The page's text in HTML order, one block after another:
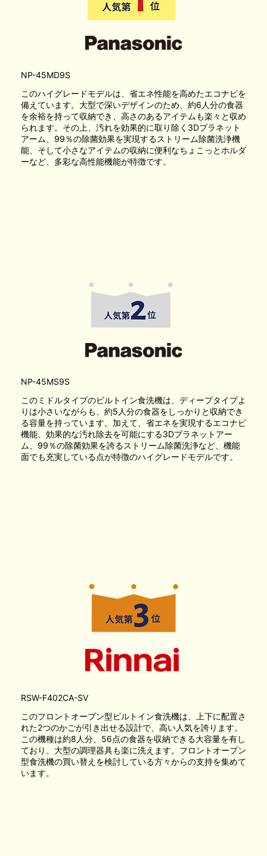
このハイグレードモデルは、省エネ性能を高めたエコナビを
備えています。大型で深いデザインのため、約6人分の食器
を余裕を持って収納でき、高さのあるアイテムも楽々と収め
られます。その上、汚れを効果的に取り除く3Dプラネット
アーム、99％の除菌効果を実現するストリーム除菌洗浄機
能、そして小さなアイテムの収納に便利なちょこっとホルダ
ーなど、多彩な高性能機能が特徴です。
NP-45MD9S
このミドルタイプのビルトイン食洗機は、ディープタイプよ
りは小さいながらも、約5人分の食器をしっかりと収納でき
る容量を持っています。加えて、省エネを実現するエコナビ
機能、効果的な汚れ除去を可能にする3Dプラネットアー
ム、99％の除菌効果を誇るストリーム除菌洗浄など、機能
面でも充実している点が特徴のハイグレードモデルです。
NP-45MS9S
このフロントオープン型ビルトイン食洗機は、上下に配置さ
れた2つのかごが引き出せる設計で、高い人気を誇ります。
この機種は約8人分、56点の食器を収納できる大容量を有し
ており、大型の調理器具も楽に洗えます。フロントオープン
型食洗機の買い替えを検討している方々からの支持を集めて
います。
RSW-F402CA-SV